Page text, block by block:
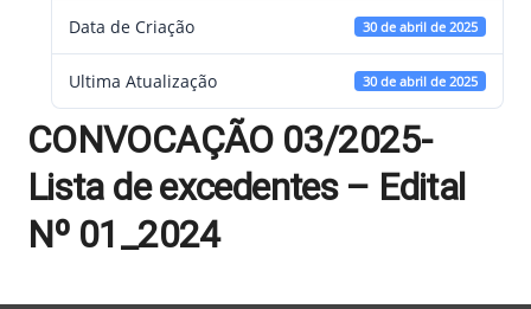
Data de Criação 30 de abril de 2025
Ultima Atualização 30 de abril de 2025
CONVOCAÇÃO 03/2025-
Lista de excedentes – Edital
Nº 01_2024